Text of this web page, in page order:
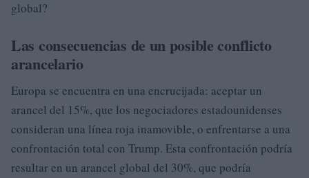
global?
Las consecuencias de un posible conflicto
arancelario
Europa se encuentra en una encrucijada: aceptar un
arancel del 15%, que los negociadores estadounidenses
consideran una línea roja inamovible, o enfrentarse a una
confrontación total con Trump. Esta confrontación podría
resultar en un arancel global del 30%, que podría